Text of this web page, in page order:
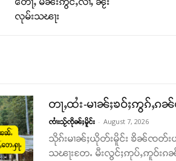
လုမ်းသၽႃး
တႃႇထႆး-မၢၼ်ႈၶဝ်ႈဢွၵ်ႇၵ
ၸၢႆးသႂ်ၸိုၼ်ႈမိူင်း - August 7, 2026
သိုၵ်းမၢၼ်ႈယိုတ်းမိူင်း ၶိၼ်ၸတ်းပ
သၽႃးတႄႉ မီးလွင်ႈဢုပ်ႇဢူဝ်းၵ